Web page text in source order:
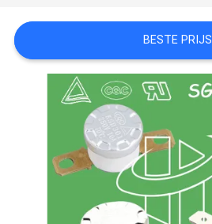
SITEMAP
PRIVACY
BESTE PRIJS